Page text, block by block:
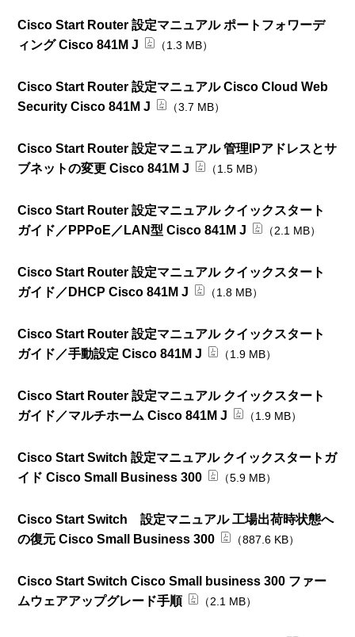
Cisco Start Router 設定マニュアル ポートフォワーデ
ィング Cisco 841M J
（1.3 MB）
Cisco Start Router 設定マニュアル Cisco Cloud Web
Security Cisco 841M J
（3.7 MB）
Cisco Start Router 設定マニュアル 管理IPアドレスとサ
ブネットの変更 Cisco 841M J
（1.5 MB）
Cisco Start Router 設定マニュアル クイックスタート
ガイド／PPPoE／LAN型 Cisco 841M J
（2.1 MB）
Cisco Start Router 設定マニュアル クイックスタート
ガイド／DHCP Cisco 841M J
（1.8 MB）
Cisco Start Router 設定マニュアル クイックスタート
ガイド／手動設定 Cisco 841M J
（1.9 MB）
Cisco Start Router 設定マニュアル クイックスタート
ガイド／マルチホーム Cisco 841M J
（1.9 MB）
Cisco Start Switch 設定マニュアル クイックスタートガ
イド Cisco Small Business 300
（5.9 MB）
Cisco Start Switch 設定マニュアル 工場出荷時状態へ
の復元 Cisco Small Business 300
（887.6 KB）
Cisco Start Switch Cisco Small business 300 ファー
ムウェアアップグレード手順
（2.1 MB）